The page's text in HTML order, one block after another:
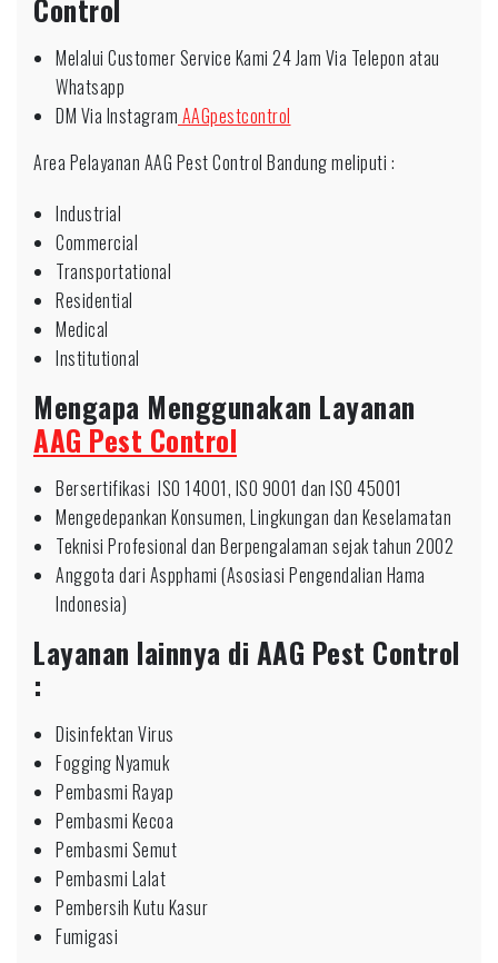
Control
Melalui Customer Service Kami 24 Jam Via Telepon atau
Whatsapp
DM Via Instagram AAGpestcontrol
Area Pelayanan AAG Pest Control Bandung meliputi :
Industrial
Commercial
Transportational
Residential
Medical
Institutional
Mengapa Menggunakan Layanan
AAG Pest Control
Bersertifikasi ISO 14001, ISO 9001 dan ISO 45001
Mengedepankan Konsumen, Lingkungan dan Keselamatan
Teknisi Profesional dan Berpengalaman sejak tahun 2002
Anggota dari Aspphami (Asosiasi Pengendalian Hama
Indonesia)
Layanan lainnya di AAG Pest Control
:
Disinfektan Virus
Fogging Nyamuk
Pembasmi Rayap
Pembasmi Kecoa
Pembasmi Semut
Pembasmi Lalat
Pembersih Kutu Kasur
Fumigasi